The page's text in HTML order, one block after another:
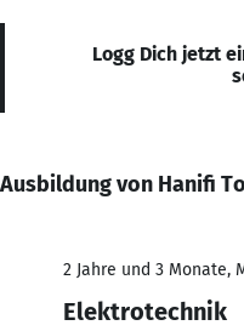
Logg Dich jetzt
Ausbildung von Hanifi
2 Jahre und 3 Monate,
Elektrotechnik